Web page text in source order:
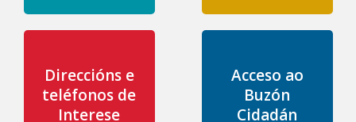
Direccións e
teléfonos de
Interese
Acceso ao
Buzón
Cidadán